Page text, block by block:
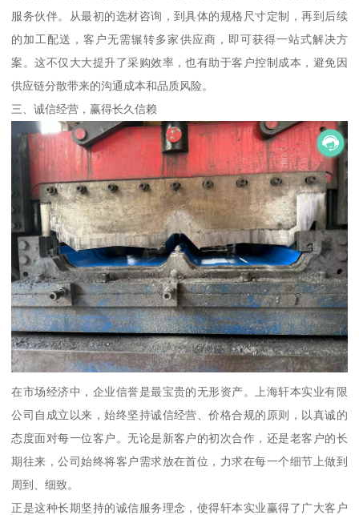
服务伙伴。从最初的选材咨询，到具体的规格尺寸定制，再到后续
的加工配送，客户无需辗转多家供应商，即可获得一站式解决方
案。这不仅大大提升了采购效率，也有助于客户控制成本，避免因
供应链分散带来的沟通成本和品质风险。
三、诚信经营，赢得长久信赖
在市场经济中，企业信誉是最宝贵的无形资产。上海轩本实业有限
公司自成立以来，始终坚持诚信经营、价格合规的原则，以真诚的
态度面对每一位客户。无论是新客户的初次合作，还是老客户的长
期往来，公司始终将客户需求放在首位，力求在每一个细节上做到
周到、细致。
正是这种长期坚持的诚信服务理念，使得轩本实业赢得了广大客户